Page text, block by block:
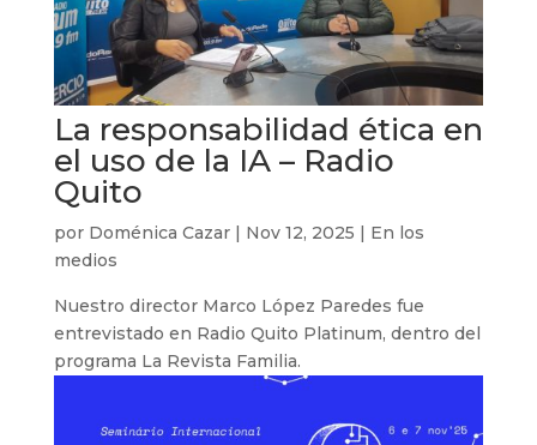
La responsabilidad ética en
el uso de la IA – Radio
Quito
por Doménica Cazar| Nov 12, 2025
En los
medios
Nuestro director Marco López Paredes fue
entrevistado en Radio Quito Platinum, dentro del
programa La Revista Familia.